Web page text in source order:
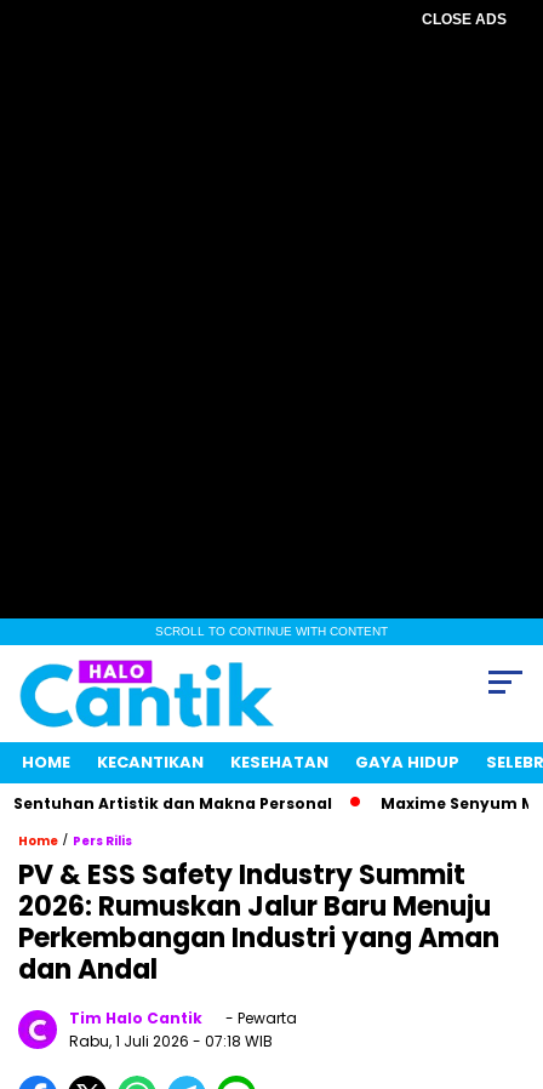
CLOSE ADS
SCROLL TO CONTINUE WITH CONTENT
HOME KECANTIKAN KESEHATAN GAYA HIDUP
Artistik dan Makna Personal Maxime Senyum
Home / Pers Rilis
PV & ESS Safety Industry Summit
2026: Rumuskan Jalur Baru Menuju
Perkembangan Industri yang Aman
dan Andal
Tim Halo Cantik
- Pewarta
Rabu, 1 Juli 2026 - 07:18 WIB